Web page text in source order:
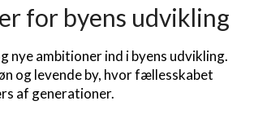
for byens udvikling
ambitioner ind i byens udvikling.
og levende by, hvor fællesskabet
af generationer.